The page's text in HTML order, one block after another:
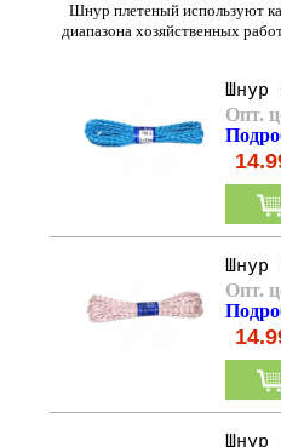
Шнур плетеный используют
диапазона хозяйственных
Шнур
Опт.
П
Шнур
Опт.
Шнур